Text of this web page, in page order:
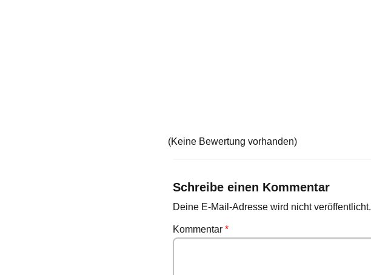
(Keine Bewertung vorhanden)
Schreibe einen Kommentar
Deine E-Mail-Adresse wird nicht veröffentlicht.
Kommentar*